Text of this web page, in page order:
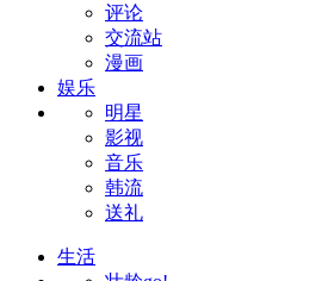
评论
交流站
漫画
娱乐
明星
影视
音乐
韩流
送礼
生活